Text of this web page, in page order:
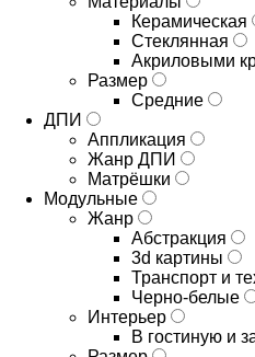
Керамическая
Стеклянная
Акриловыми
Размер
Средние
ДПИ
Аппликация
Жанр ДПИ
Матрёшки
Модульные
Жанр
Абстракция
3d картины
Транспорт и
Черно-белые
Интерьер
В гостиную и